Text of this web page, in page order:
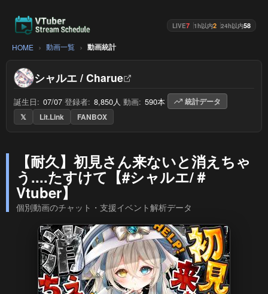
LIVE7 1h以内2 24h以内58
HOME 動画一覧 動画統計
シャルエ / Charue
誕生日: 07/07 登録者: 8,850人 動画: 590本
統計データ
𝕏
Lit.Link FANBOX
【耐久】初見さん来ないと消えちゃ
う....たすけて【#シャルエ/＃
Vtuber】
個別動画のチャット・支援イベント解析データ